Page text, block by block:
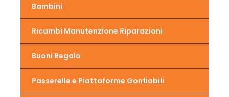
Bambini
Ricambi Manutenzione Riparazioni
Buoni Regalo
Passerelle e Piattaforme Gonfiabili